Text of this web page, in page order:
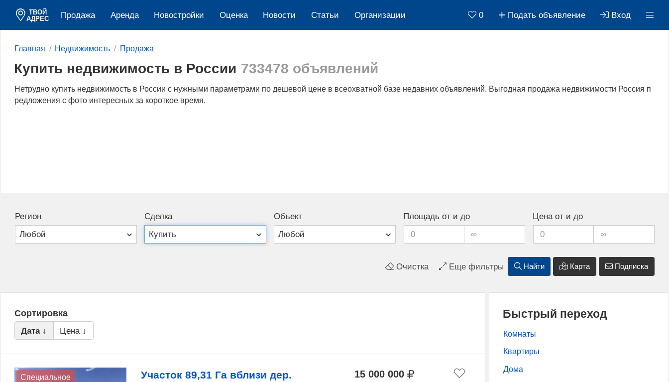
ТВОЙ
АДРЕС
Продажа Аренда Новостройки Оценка Новости Cтатьи Организации 0 Подать объявление Вход
Главная Недвижимость Продажа
Купить недвижимость в России 733478 объявлений
Нетрудно купить недвижимость в России c нужными параметрами по дешевой цене в всеохватной базе недавних объявлений. Выгодная продажа недвижимости Россия п
редложения с фото интересных за короткое время.
Регион Сделка Объект Площадь от и до Цена от и до
Очистка Еще фильтры Найти Карта Подписка
Сортировка
Дата ↓ Цена ↓
Специальное
Участок 89,31 Га вблизи дер.
15 000 000
Быстрый переход
Комнаты
Квартиры
Дома